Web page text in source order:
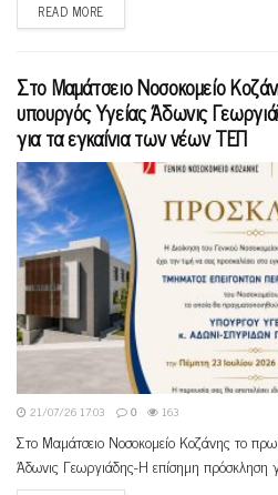
READ MORE
Στο Μαμάτσειο Νοσοκομείο
υπουργός Υγείας Άδωνις
για τα εγκαίνια των νέων ΤΕΠ
21/07/26 17:03 0 163
Στο Μαμάτσειο Νοσοκομείο Κοζάνης το
Άδωνις Γεωργιάδης-Η επίσημη πρόσκληση